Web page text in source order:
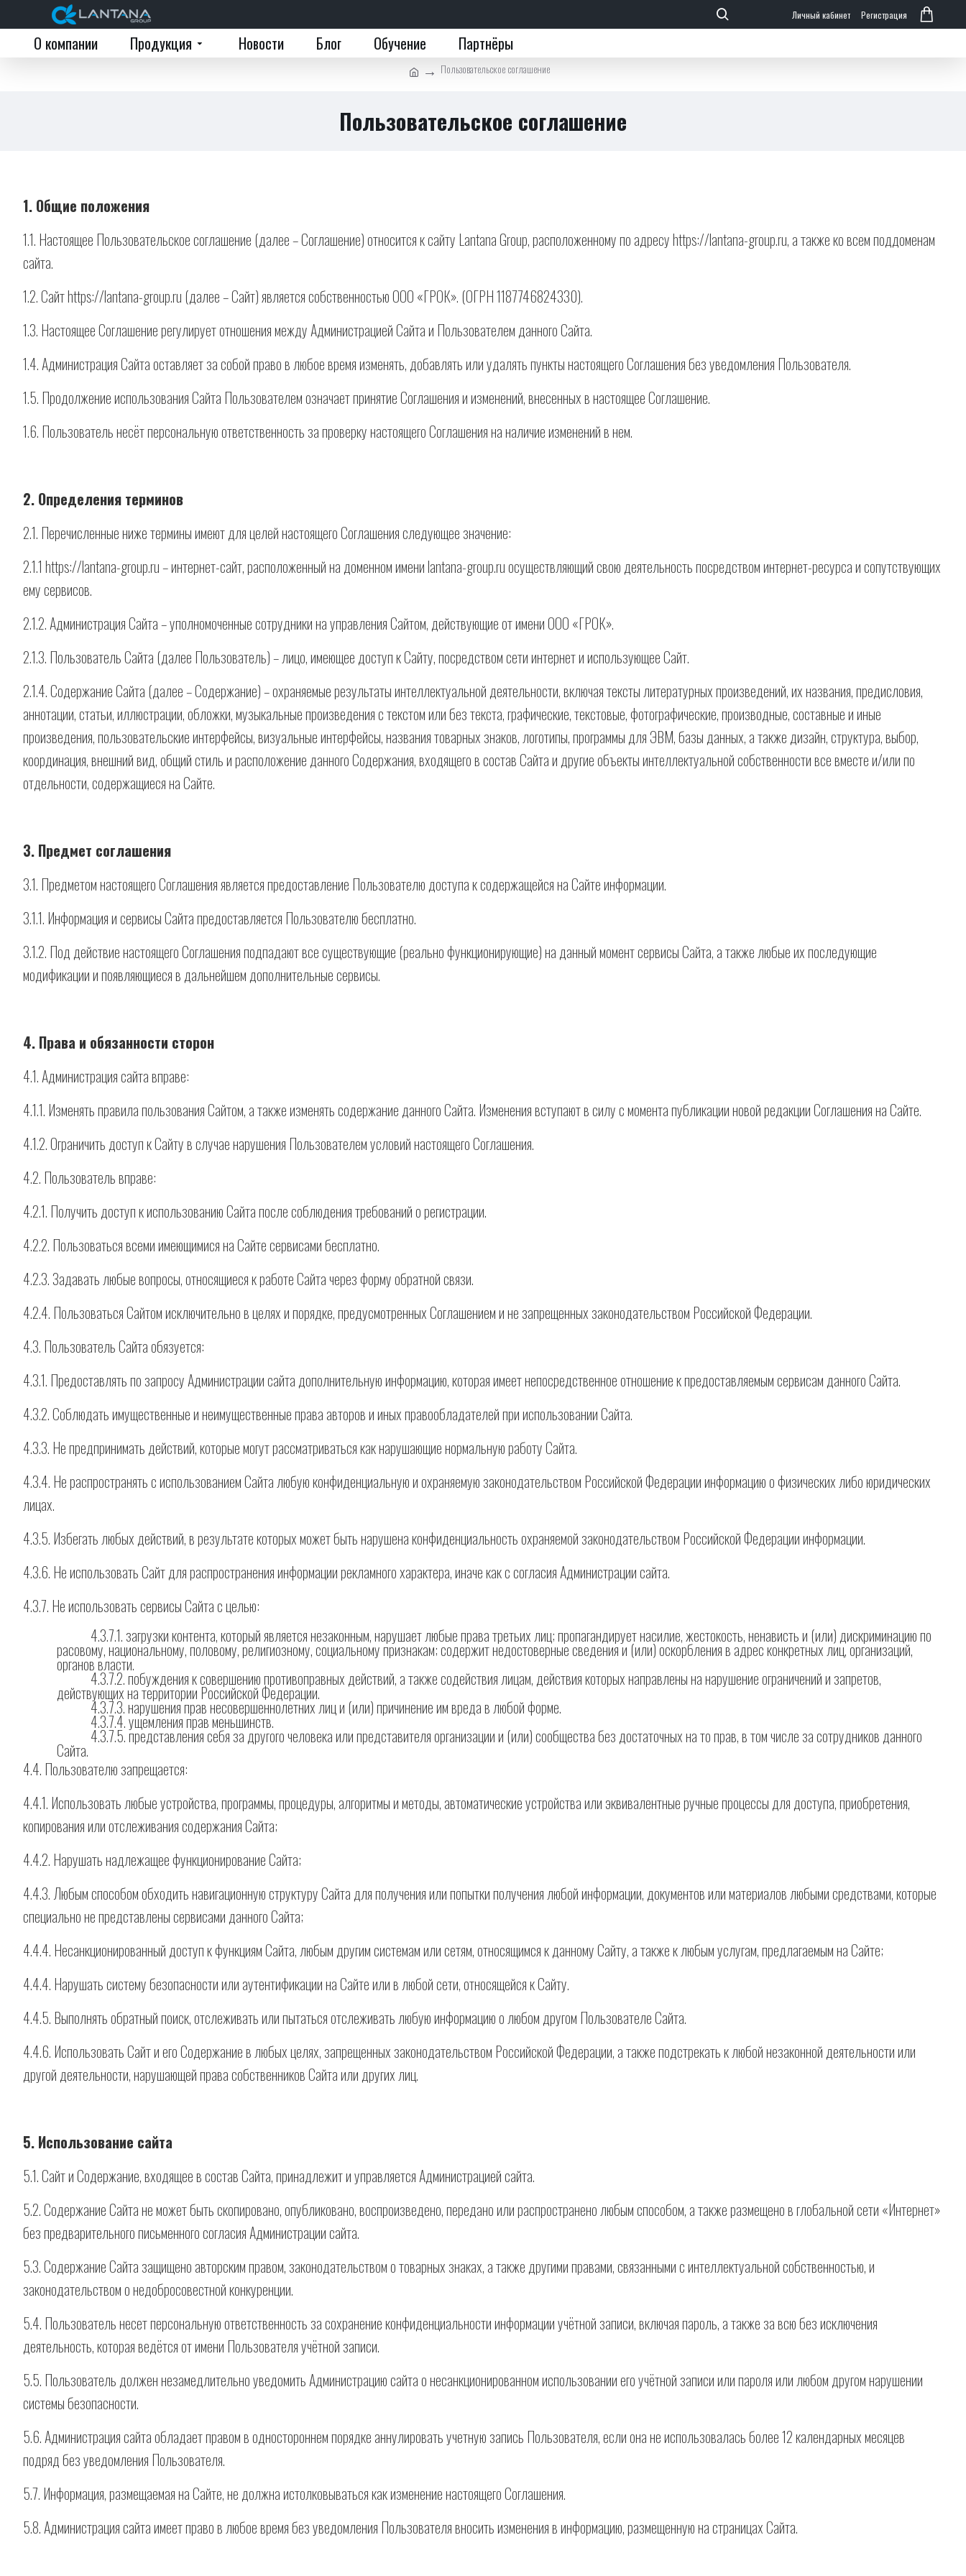
Личный кабинет Регистрация
О компании Продукция Новости Блог Обучение Партнёры
Пользовательское соглашение
Пользовательское соглашение
1. Общие положения
1.1. Настоящее Пользовательское соглашение (далее – Соглашение) относится к сайту Lantana Group, расположенному по адресу https://lantana-group.ru, а также ко всем поддоменам
сайта.
1.2. Сайт https://lantana-group.ru (далее – Сайт) является собственностью ООО «ГРОК». (ОГРН 1187746824330).
1.3. Настоящее Соглашение регулирует отношения между Администрацией Сайта и Пользователем данного Сайта.
1.4. Администрация Сайта оставляет за собой право в любое время изменять, добавлять или удалять пункты настоящего Соглашения без уведомления Пользователя.
1.5. Продолжение использования Сайта Пользователем означает принятие Соглашения и изменений, внесенных в настоящее Соглашение.
1.6. Пользователь несёт персональную ответственность за проверку настоящего Соглашения на наличие изменений в нем.
2. Определения терминов
2.1. Перечисленные ниже термины имеют для целей настоящего Соглашения следующее значение:
2.1.1 https://lantana-group.ru – интернет-сайт, расположенный на доменном имени lantana-group.ru осуществляющий свою деятельность посредством интернет-ресурса и сопутствующих
ему сервисов.
2.1.2. Администрация Сайта – уполномоченные сотрудники на управления Сайтом, действующие от имени ООО «ГРОК».
2.1.3. Пользователь Сайта (далее Пользователь) – лицо, имеющее доступ к Сайту, посредством сети интернет и использующее Сайт.
2.1.4. Содержание Сайта (далее – Содержание) – охраняемые результаты интеллектуальной деятельности, включая тексты литературных произведений, их названия, предисловия,
аннотации, статьи, иллюстрации, обложки, музыкальные произведения с текстом или без текста, графические, текстовые, фотографические, производные, составные и иные
произведения, пользовательские интерфейсы, визуальные интерфейсы, названия товарных знаков, логотипы, программы для ЭВМ, базы данных, а также дизайн, структура, выбор,
координация, внешний вид, общий стиль и расположение данного Содержания, входящего в состав Сайта и другие объекты интеллектуальной собственности все вместе и/или по
отдельности, содержащиеся на Сайте.
3. Предмет соглашения
3.1. Предметом настоящего Соглашения является предоставление Пользователю доступа к содержащейся на Сайте информации.
3.1.1. Информация и сервисы Сайта предоставляется Пользователю бесплатно.
3.1.2. Под действие настоящего Соглашения подпадают все существующие (реально функционирующие) на данный момент сервисы Сайта, а также любые их последующие
модификации и появляющиеся в дальнейшем дополнительные сервисы.
4. Права и обязанности сторон
4.1. Администрация сайта вправе:
4.1.1. Изменять правила пользования Сайтом, а также изменять содержание данного Сайта. Изменения вступают в силу с момента публикации новой редакции Соглашения на Сайте.
4.1.2. Ограничить доступ к Сайту в случае нарушения Пользователем условий настоящего Соглашения.
4.2. Пользователь вправе:
4.2.1. Получить доступ к использованию Сайта после соблюдения требований о регистрации.
4.2.2. Пользоваться всеми имеющимися на Сайте сервисами бесплатно.
4.2.3. Задавать любые вопросы, относящиеся к работе Сайта через форму обратной связи.
4.2.4. Пользоваться Сайтом исключительно в целях и порядке, предусмотренных Соглашением и не запрещенных законодательством Российской Федерации.
4.3. Пользователь Сайта обязуется:
4.3.1. Предоставлять по запросу Администрации сайта дополнительную информацию, которая имеет непосредственное отношение к предоставляемым сервисам данного Сайта.
4.3.2. Соблюдать имущественные и неимущественные права авторов и иных правообладателей при использовании Сайта.
4.3.3. Не предпринимать действий, которые могут рассматриваться как нарушающие нормальную работу Сайта.
4.3.4. Не распространять с использованием Сайта любую конфиденциальную и охраняемую законодательством Российской Федерации информацию о физических либо юридических
лицах.
4.3.5. Избегать любых действий, в результате которых может быть нарушена конфиденциальность охраняемой законодательством Российской Федерации информации.
4.3.6. Не использовать Сайт для распространения информации рекламного характера, иначе как с согласия Администрации сайта.
4.3.7. Не использовать сервисы Сайта с целью:
4.3.7.1. загрузки контента, который является незаконным, нарушает любые права третьих лиц; пропагандирует насилие, жестокость, ненависть и (или) дискриминацию по
расовому, национальному, половому, религиозному, социальному признакам; содержит недостоверные сведения и (или) оскорбления в адрес конкретных лиц, организаций,
органов власти.
4.3.7.2. побуждения к совершению противоправных действий, а также содействия лицам, действия которых направлены на нарушение ограничений и запретов,
действующих на территории Российской Федерации.
4.3.7.3. нарушения прав несовершеннолетних лиц и (или) причинение им вреда в любой форме.
4.3.7.4. ущемления прав меньшинств.
4.3.7.5. представления себя за другого человека или представителя организации и (или) сообщества без достаточных на то прав, в том числе за сотрудников данного
Сайта.
4.4. Пользователю запрещается:
4.4.1. Использовать любые устройства, программы, процедуры, алгоритмы и методы, автоматические устройства или эквивалентные ручные процессы для доступа, приобретения,
копирования или отслеживания содержания Сайта;
4.4.2. Нарушать надлежащее функционирование Сайта;
4.4.3. Любым способом обходить навигационную структуру Сайта для получения или попытки получения любой информации, документов или материалов любыми средствами, которые
специально не представлены сервисами данного Сайта;
4.4.4. Несанкционированный доступ к функциям Сайта, любым другим системам или сетям, относящимся к данному Сайту, а также к любым услугам, предлагаемым на Сайте;
4.4.4. Нарушать систему безопасности или аутентификации на Сайте или в любой сети, относящейся к Сайту.
4.4.5. Выполнять обратный поиск, отслеживать или пытаться отслеживать любую информацию о любом другом Пользователе Сайта.
4.4.6. Использовать Сайт и его Содержание в любых целях, запрещенных законодательством Российской Федерации, а также подстрекать к любой незаконной деятельности или
другой деятельности, нарушающей права собственников Сайта или других лиц.
5. Использование сайта
5.1. Сайт и Содержание, входящее в состав Сайта, принадлежит и управляется Администрацией сайта.
5.2. Содержание Сайта не может быть скопировано, опубликовано, воспроизведено, передано или распространено любым способом, а также размещено в глобальной сети «Интернет»
без предварительного письменного согласия Администрации сайта.
5.3. Содержание Сайта защищено авторским правом, законодательством о товарных знаках, а также другими правами, связанными с интеллектуальной собственностью, и
законодательством о недобросовестной конкуренции.
5.4. Пользователь несет персональную ответственность за сохранение конфиденциальности информации учётной записи, включая пароль, а также за всю без исключения
деятельность, которая ведётся от имени Пользователя учётной записи.
5.5. Пользователь должен незамедлительно уведомить Администрацию сайта о несанкционированном использовании его учётной записи или пароля или любом другом нарушении
системы безопасности.
5.6. Администрация сайта обладает правом в одностороннем порядке аннулировать учетную запись Пользователя, если она не использовалась более 12 календарных месяцев
подряд без уведомления Пользователя.
5.7. Информация, размещаемая на Сайте, не должна истолковываться как изменение настоящего Соглашения.
5.8. Администрация сайта имеет право в любое время без уведомления Пользователя вносить изменения в информацию, размещенную на страницах Сайта.